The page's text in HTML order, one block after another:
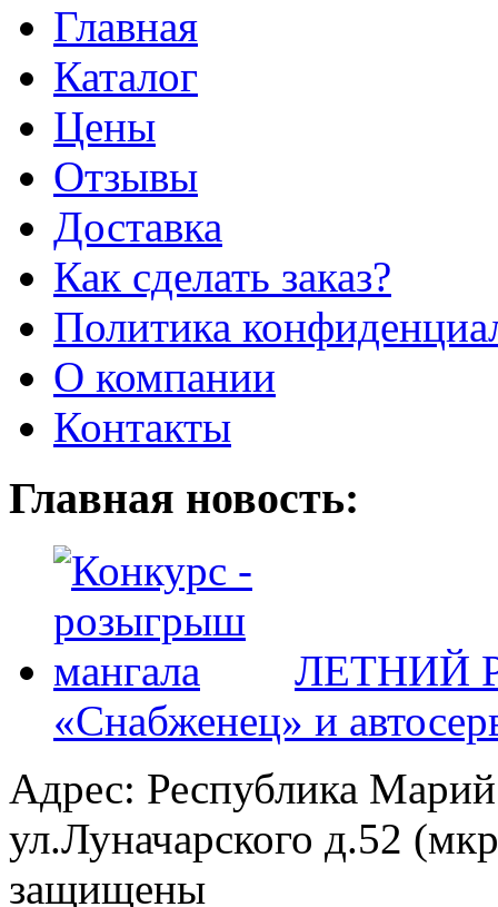
Главная
Каталог
Цены
Отзывы
Доставка
Как сделать заказ?
Политика
О компании
Контакты
Главная новость:
ЛЕТНИЙ
«Снабженец» и
Адрес: Республика
ул.Луначарского д.52
защищены